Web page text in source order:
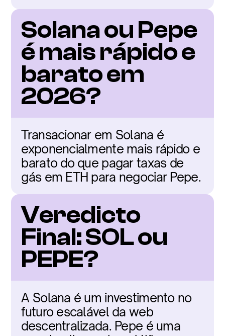
Solana ou Pepe
é mais rápido e
barato em
2026?
Transacionar em Solana é
exponencialmente mais rápido e
barato do que pagar taxas de
gás em ETH para negociar Pepe.
Veredicto
Final: SOL ou
PEPE?
A Solana é um investimento no
futuro escalável da web
descentralizada. Pepe é uma